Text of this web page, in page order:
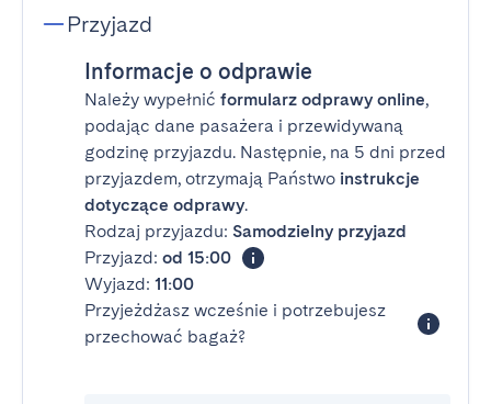
Przyjazd
Informacje o odprawie
Należy wypełnić formularz odprawy online,
podając dane pasażera i przewidywaną
godzinę przyjazdu. Następnie, na 5 dni przed
przyjazdem, otrzymają Państwo instrukcje
dotyczące odprawy.
Rodzaj przyjazdu: Samodzielny przyjazd
Przyjazd: od 15:00
Wyjazd: 11:00
Przyjeżdżasz wcześnie i potrzebujesz
przechować bagaż?